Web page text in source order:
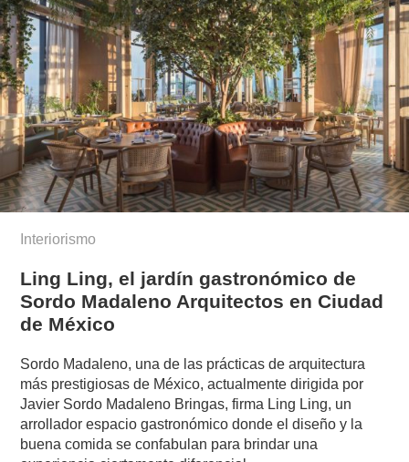
Interiorismo
Ling Ling, el jardín gastronómico de
Sordo Madaleno Arquitectos en Ciudad
de México
Sordo Madaleno, una de las prácticas de arquitectura
más prestigiosas de México, actualmente dirigida por
Javier Sordo Madaleno Bringas, firma Ling Ling, un
arrollador espacio gastronómico donde el diseño y la
buena comida se confabulan para brindar una